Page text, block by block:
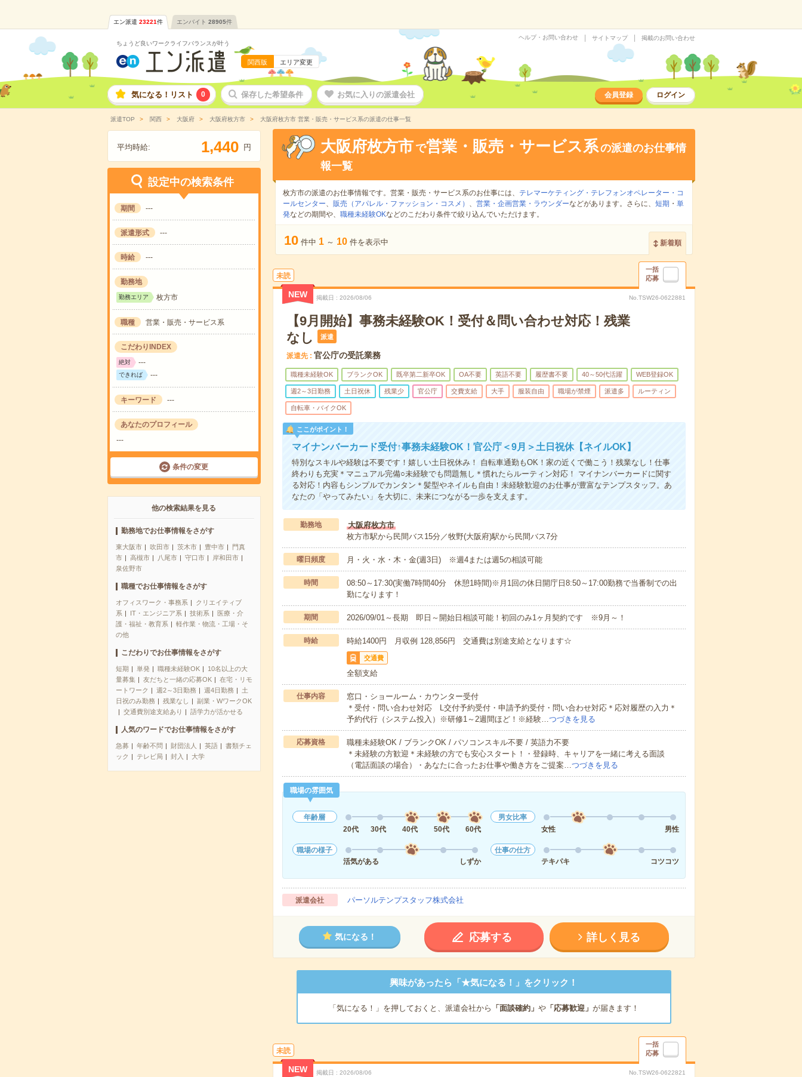
エン派遣 23221件 エンバイト 28905件
ちょうど良いワークライフバランスが叶う
関西版 エリア変更
ヘルプ・お問い合わせ サイトマップ 掲載のお問い合わせ
気になる！リスト 0 保存した希望条件 お気に入りの派遣会社 会員登録 ログイン
派遣TOP 関西 大阪府 大阪府枚方市 大阪府枚方市 営業・販売・サービス系の派遣の仕事一覧
平均時給: 1,440 円
設定中の検索条件
期間 ---
派遣形式 ---
時給 ---
勤務地
勤務エリア 枚方市
職種 営業・販売・サービス系
こだわりINDEX
絶対 ---
できれば ---
キーワード ---
あなたのプロフィール
---
条件の変更
他の検索結果を見る
勤務地でお仕事情報をさがす
東大阪市 吹田市 茨木市 豊中市
門真
市
高槻市 八尾市 守口市
岸和田市
泉佐野市
職種でお仕事情報をさがす
オフィスワーク・事務系
クリエイティブ
系
IT・エンジニア系 技術系
医療・介
護・福祉・教育系
軽作業・物流・工場・そ
の他
こだわりでお仕事情報をさがす
短期 単発 職種未経験OK
10名以上の大
量募集
友だちと一緒の応募OK
在宅・リモ
ートワーク
週2～3日勤務 週4日勤務
土
日祝のみ勤務
残業なし
副業・WワークOK
交通費別途支給あり
語学力が活かせる
人気のワードでお仕事情報をさがす
急募 年齢不問 財団法人 英語
書類チェ
ック
テレビ局 封入 大学
大阪府枚方市 で営業・販売・サービス系の派遣のお仕事情
報一覧
枚方市の派遣のお仕事情報です。営業・販売・サービス系のお仕事には、
テレマーケティング・テレフォンオペレーター・コ
ールセンター、 販売（アパレル・ファッション・コスメ） 、 営業・企画営業・ラウンダーなどがあります。さらに、 短期 ・ 単
発などの期間や、 職種未経験OKなどのこだわり条件で絞り込んでいただけます。
10 件中 1 ～ 10 件を表示中 新着順
未読
一括
応募
NEW 掲載日 2026/08/06 No.TSW26-0622881
【9月開始】事務未経験OK！受付＆問い合わせ対応！残業
なし
派遣
派遣先 官公庁の受託業務
職種未経験OK ブランクOK 既卒第二新卒OK OA不要 英語不要 履歴書不要 40～50代活躍 WEB登録OK
週2～3日勤務 土日祝休 残業少 官公庁 交費支給 大手 服装自由 職場が禁煙 派遣多 ルーティン
自転車・バイクOK
ここがポイント！
マイナンバーカード受付↑事務未経験OK！官公庁＜9月＞土日祝休【ネイルOK】
特別なスキルや経験は不要です！嬉しい土日祝休み！ 自転車通勤もOK！家の近くで働こう！残業なし！仕事
終わりも充実＊マニュアル完備○未経験でも問題無し＊慣れたらルーティン対応！ マイナンバーカードに関す
る対応！内容もシンプルでカンタン＊髪型やネイルも自由！未経験歓迎のお仕事が豊富なテンプスタッフ。あ
なたの「やってみたい」を大切に、未来につながる一歩を支えます。
勤務地
大阪府枚方市
枚方市駅から民間バス15分／牧野(大阪府)駅から民間バス7分
曜日頻度 月・火・水・木・金(週3日) ※週4または週5の相談可能
時間
08:50～17:30(実働7時間40分 休憩1時間)※月1回の休日開庁日8:50～17:00勤務で当番制での出
勤になります！
期間 2026/09/01～長期 即日～開始日相談可能！初回のみ1ヶ月契約です ※9月～！
時給 時給1400円 月収例 128,856円 交通費は別途支給となります☆
交通費
全額支給
仕事内容
窓口・ショールーム・カウンター受付
＊受付・問い合わせ対応 L交付予約受付・申請予約受付・問い合わせ対応＊応対履歴の入力＊
予約代行（システム投入）※研修1～2週間ほど！※経験…つづきを見る
応募資格
職種未経験OK / ブランクOK / パソコンスキル不要 / 英語力不要
＊未経験の方歓迎＊未経験の方でも安心スタート！・登録時、キャリアを一緒に考える面談
（電話面談の場合）・あなたに合ったお仕事や働き方をご提案…つづきを見る
職場の雰囲気
年齢層
20代
30代 40代 50代 60代
男女比率
女性
男性
職場の様子
活気がある
しずか
仕事の仕方
テキパキ
コツコツ
派遣会社 パーソルテンプスタッフ株式会社
気になる！ 応募する 詳しく見る
興味があったら「★気になる！」をクリック！
「気になる！」を押しておくと、派遣会社から 「面談確約」 や「応募歓迎」 が届きます！
未読
一括
応募
NEW 掲載日 2026/08/06 No.TSW26-0622821